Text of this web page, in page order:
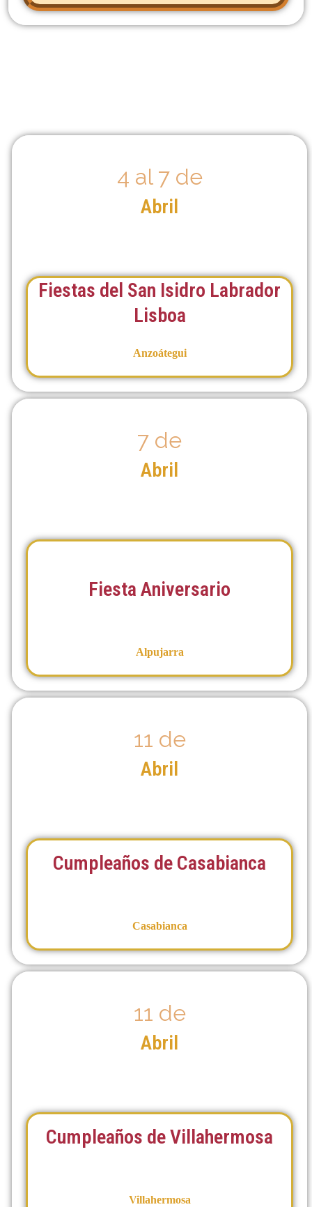
4 al 7 de
Abril
Fiestas del San Isidro Labrador
Lisboa
Anzoátegui
7 de
Abril
Fiesta Aniversario
Alpujarra
11 de
Abril
Cumpleaños de Casabianca
Casabianca
11 de
Abril
Cumpleaños de Villahermosa
Villahermosa